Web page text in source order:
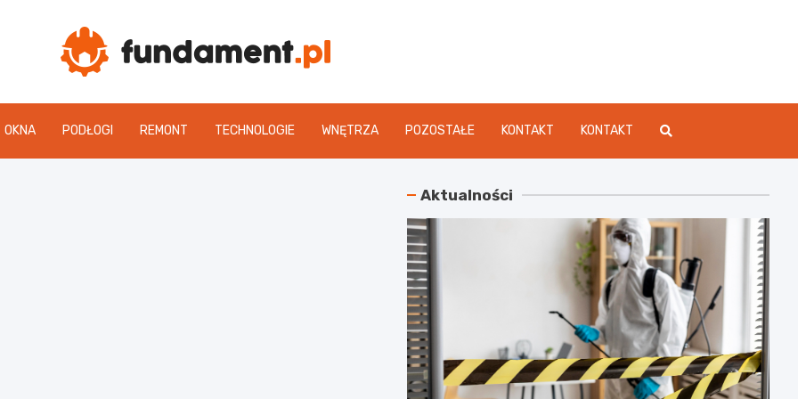
OKNA PODŁOGI REMONT TECHNOLOGIE WNĘTRZA POZOSTAŁE KONTAKT KONTAKT
Aktualności